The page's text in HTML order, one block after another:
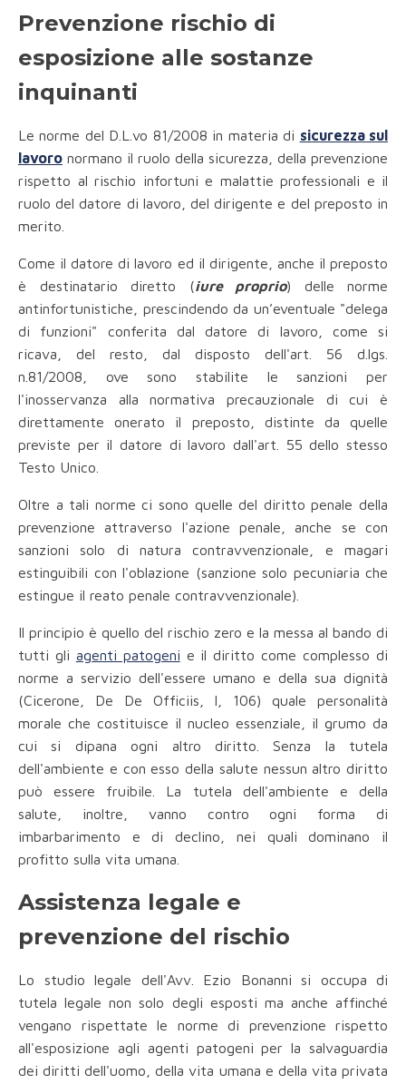
Prevenzione rischio di
esposizione alle sostanze
inquinanti
Le norme del D.L.vo 81/2008 in materia di sicurezza sul
lavoro normano il ruolo della sicurezza, della prevenzione
rispetto al rischio infortuni e malattie professionali e il
ruolo del datore di lavoro, del dirigente e del preposto in
merito.
Come il datore di lavoro ed il dirigente, anche il preposto
è destinatario diretto (iure proprio) delle norme
antinfortunistiche, prescindendo da un’eventuale "delega
di funzioni" conferita dal datore di lavoro, come si
ricava, del resto, dal disposto dell'art. 56 d.lgs.
n.81/2008, ove sono stabilite le sanzioni per
l'inosservanza alla normativa precauzionale di cui è
direttamente onerato il preposto, distinte da quelle
previste per il datore di lavoro dall'art. 55 dello stesso
Testo Unico.
Oltre a tali norme ci sono quelle del diritto penale della
prevenzione attraverso l'azione penale, anche se con
sanzioni solo di natura contravvenzionale, e magari
estinguibili con l'oblazione (sanzione solo pecuniaria che
estingue il reato penale contravvenzionale).
Il principio è quello del rischio zero e la messa al bando di
tutti gli agenti patogeni e il diritto come complesso di
norme a servizio dell'essere umano e della sua dignità
(Cicerone, De De Officiis, I, 106) quale personalità
morale che costituisce il nucleo essenziale, il grumo da
cui si dipana ogni altro diritto. Senza la tutela
dell'ambiente e con esso della salute nessun altro diritto
può essere fruibile. La tutela dell'ambiente e della
salute, inoltre, vanno contro ogni forma di
imbarbarimento e di declino, nei quali dominano il
profitto sulla vita umana.
Assistenza legale e
prevenzione del rischio
Lo studio legale dell'Avv. Ezio Bonanni si occupa di
tutela legale non solo degli esposti ma anche affinché
vengano rispettate le norme di prevenzione rispetto
all'esposizione agli agenti patogeni per la salvaguardia
dei diritti dell'uomo, della vita umana e della vita privata